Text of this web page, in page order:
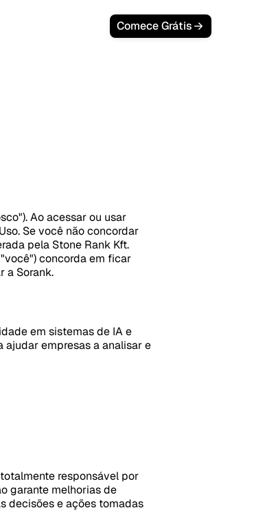
Comece Grátis
Ao acessar ou usar
Se você não concordar
pela Stone Rank Kft.
concorda em ficar
a Sorank.
em sistemas de IA e
ajudar empresas a analisar e
responsável por
garante melhorias de
decisões e ações tomadas